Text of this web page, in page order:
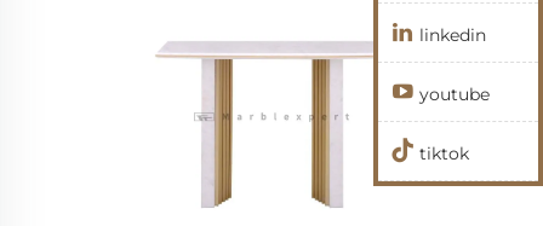
linkedin
youtube
tiktok